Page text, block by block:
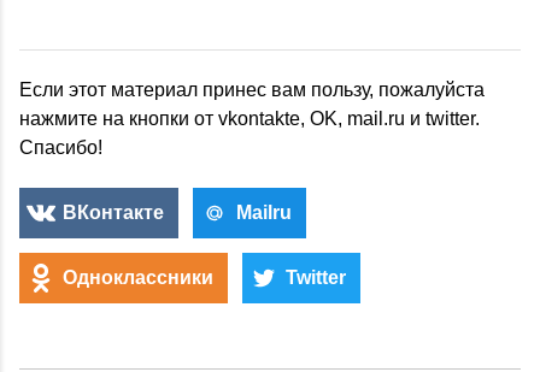
Если этот материал принес вам пользу, пожалуйста
нажмите на кнопки от vkontakte, OK, mail.ru и twitter.
Спасибо!
ВКонтакте Mailru
Одноклассники Twitter